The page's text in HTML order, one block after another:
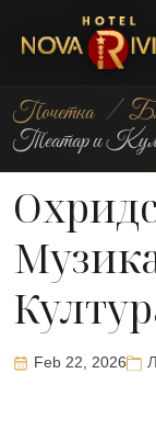
Почетна /
Театар и
Feb 22, 2026